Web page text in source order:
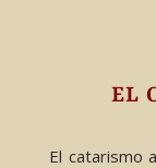
EL
El catarismo